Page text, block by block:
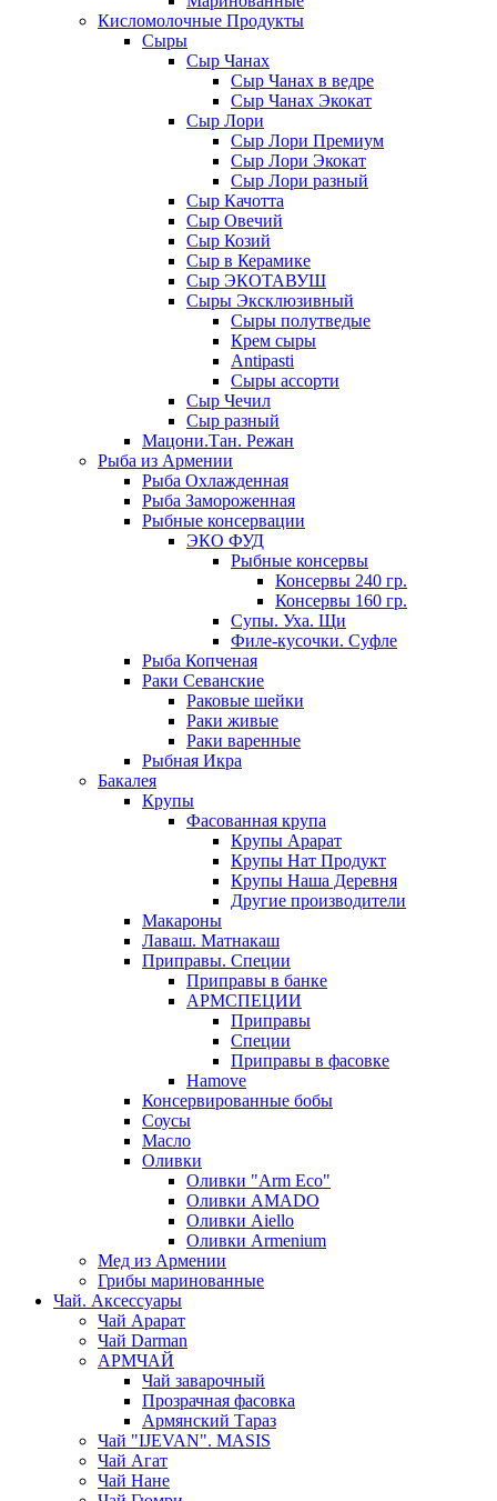
Кисломолочные Продукты
Сыры
Сыр Чанах
Сыр Чанах в ведре
Сыр Чанах Экокат
Сыр Лори
Сыр Лори Премиум
Сыр Лори Экокат
Сыр Лори разный
Сыр Качотта
Сыр Овечий
Сыр Козий
Сыр в Керамике
Сыр ЭКОТАВУШ
Сыры Эксклюзивный
Сыры полутведые
Крем сыры
Antipasti
Сыры ассорти
Сыр Чечил
Сыр разный
Мацони.Тан. Режан
Рыба из Армении
Рыба Охлажденная
Рыба Замороженная
Рыбные консервации
ЭКО ФУД
Рыбные консервы
Консервы 240 гр.
Консервы 160 гр.
Супы. Уха. Щи
Филе-кусочки. Суфле
Рыба Копченая
Раки Севанские
Раковые шейки
Раки живые
Раки варенные
Рыбная Икра
Бакалея
Крупы
Фасованная крупа
Крупы Арарат
Крупы Нат Продукт
Крупы Наша Деревня
Другие производители
Макароны
Лаваш. Матнакаш
Приправы. Специи
Приправы в банке
АРМСПЕЦИИ
Приправы
Специи
Приправы в фасовке
Hamove
Консервированные бобы
Соусы
Масло
Оливки
Оливки "Arm Eco"
Оливки AMADO
Оливки Aiello
Оливки Armenium
Мед из Армении
Грибы маринованные
Чай. Аксессуары
Чай Арарат
Чай Darman
АРМЧАЙ
Чай заварочный
Прозрачная фасовка
Армянский Тараз
Чай "IJEVAN". MASIS
Чай Агат
Чай Нане